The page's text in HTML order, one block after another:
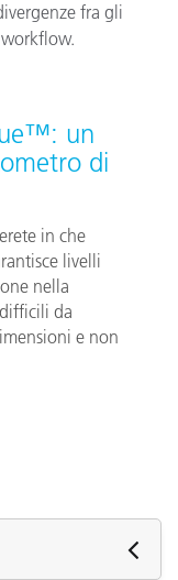
fra gli
un
di
in che
livelli
nella
da
e non